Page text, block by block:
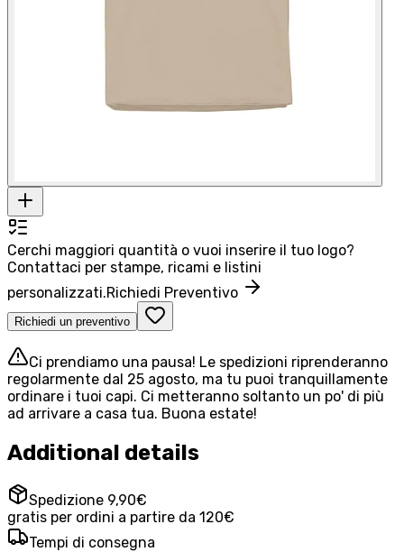
Cerchi maggiori quantità o vuoi inserire il tuo logo?
Contattaci per stampe, ricami e listini
personalizzati.Richiedi Preventivo
Richiedi un preventivo
Ci prendiamo una pausa! Le spedizioni riprenderanno
regolarmente dal 25 agosto, ma tu puoi tranquillamente
ordinare i tuoi capi. Ci metteranno soltanto un po' di più
ad arrivare a casa tua. Buona estate!
Additional details
Spedizione 9,90€
gratis per ordini a partire da 120€
Tempi di consegna